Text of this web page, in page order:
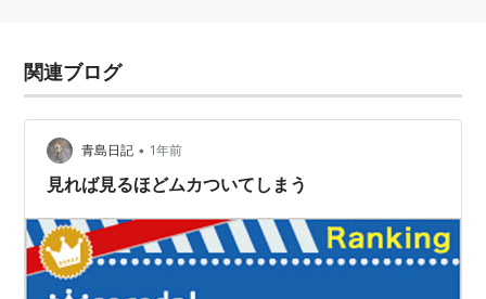
関連ブログ
青島日記 • 1年前
見れば見るほどムカついてしまう